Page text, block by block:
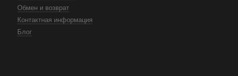
Обмен и возврат
Контактная информация
Блог